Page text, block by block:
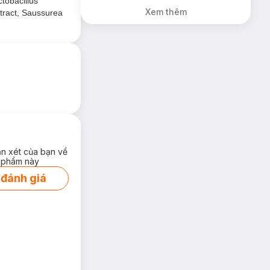
Saussurea
xét của bạn về
này
giá
Điểm Colorkey
(SL có hạn)
Xem thêm